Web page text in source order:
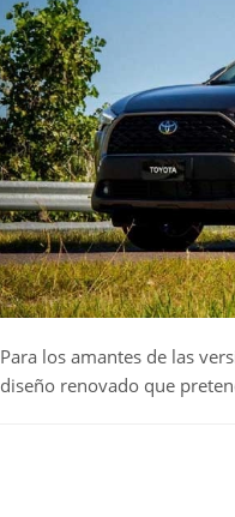
Para los amantes de las
diseño renovado que